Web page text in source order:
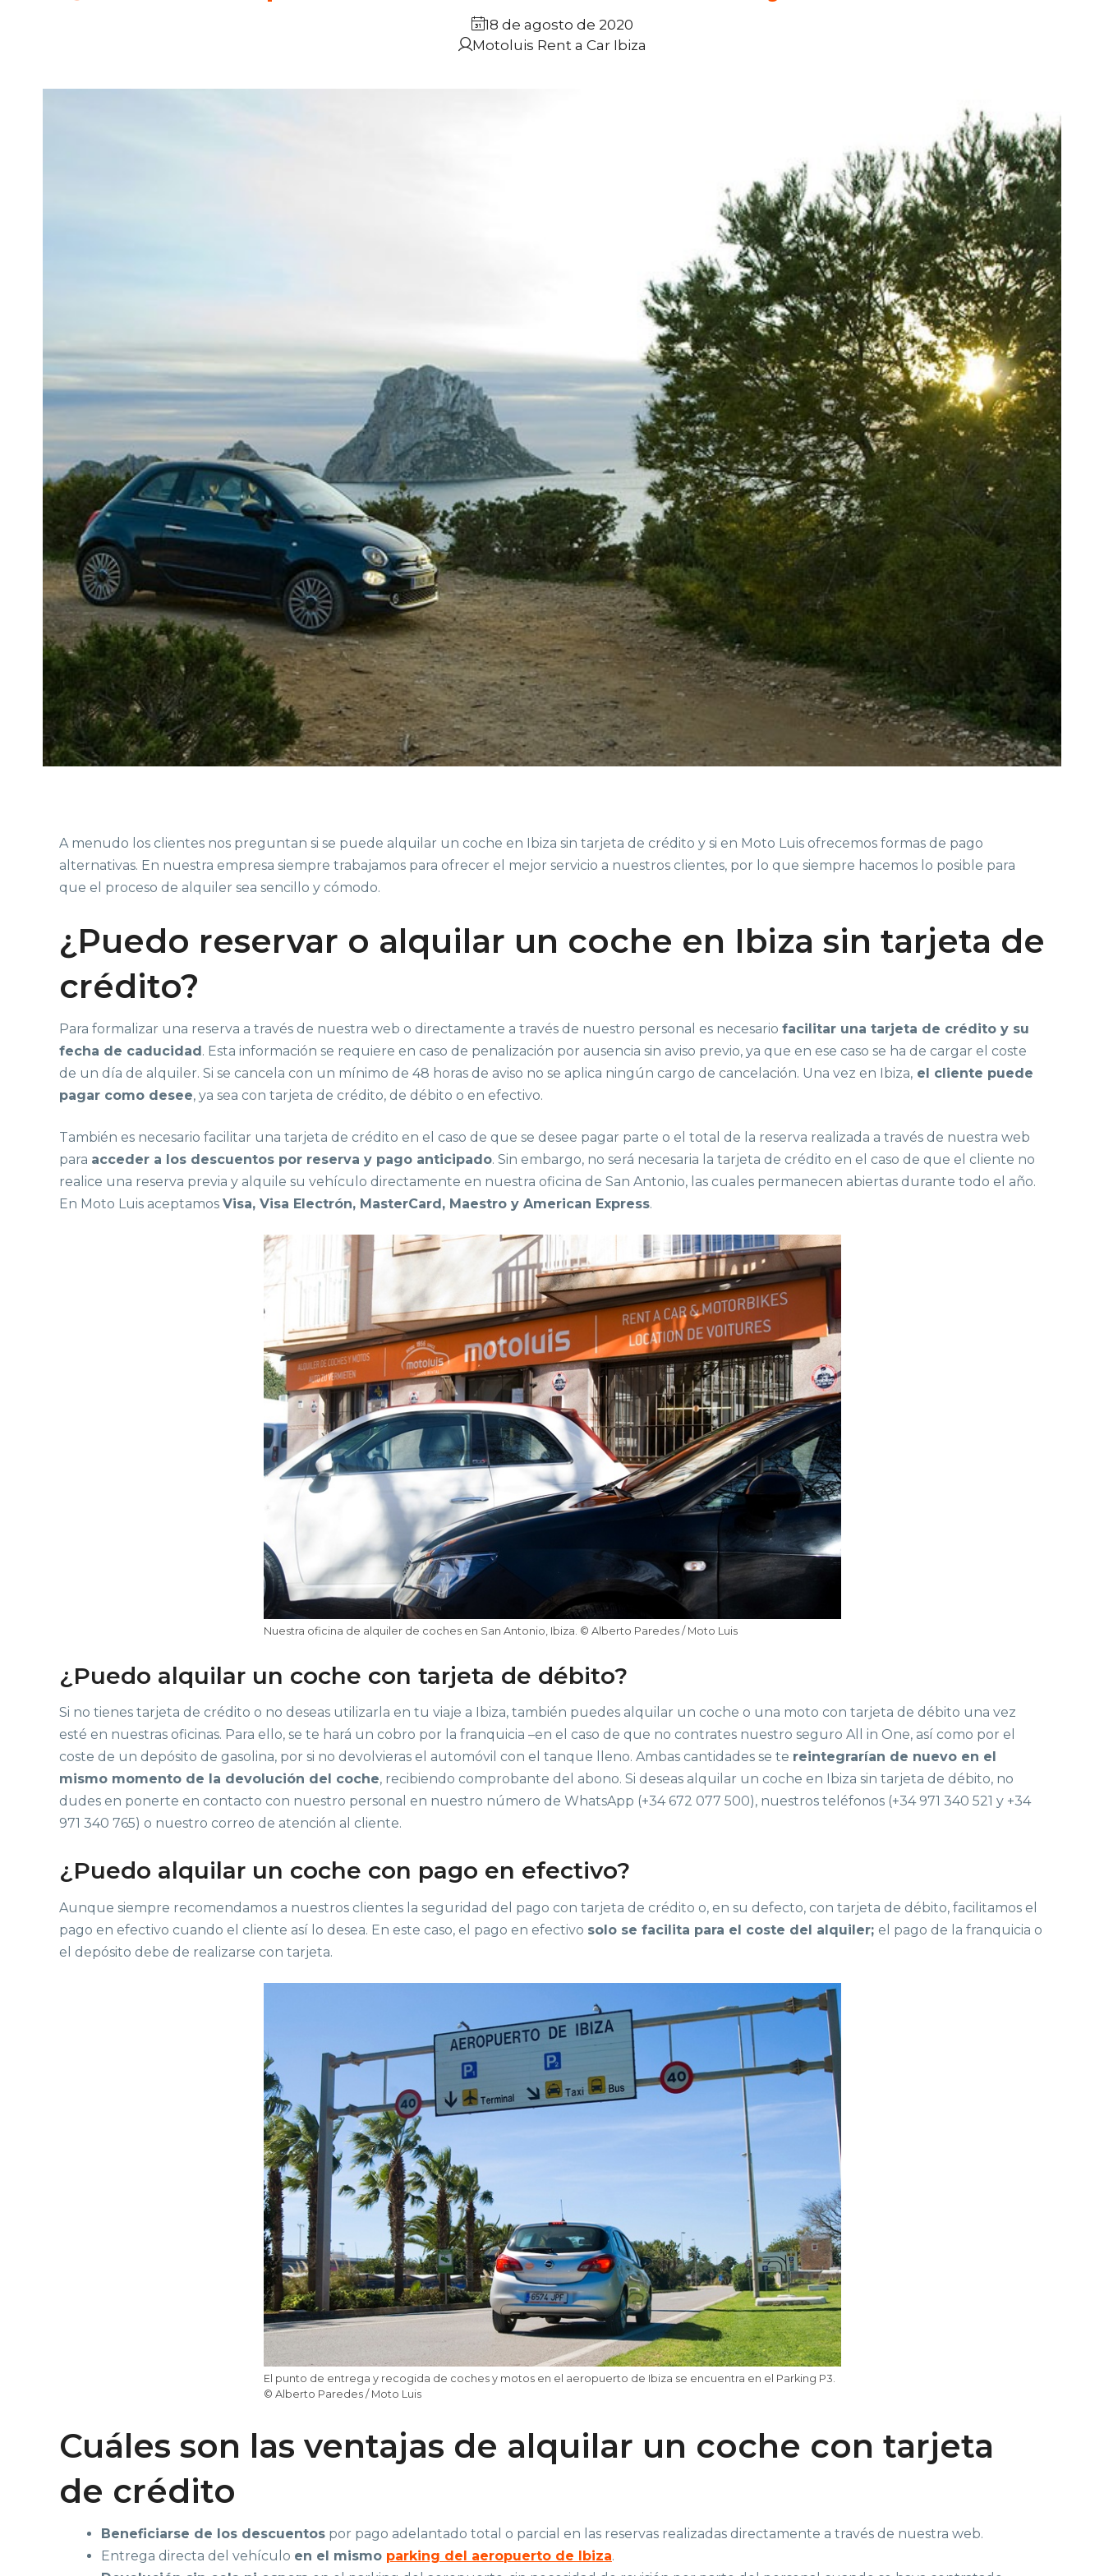
18 de agosto de 2020
Motoluis Rent a Car Ibiza
A menudo los clientes nos preguntan si se puede alquilar un coche en Ibiza sin tarjeta de crédito y si en Moto Luis ofrecemos formas de pago
alternativas. En nuestra empresa siempre trabajamos para ofrecer el mejor servicio a nuestros clientes, por lo que siempre hacemos lo posible para
que el proceso de alquiler sea sencillo y cómodo.
¿Puedo reservar o alquilar un coche en Ibiza sin tarjeta de
crédito?
Para formalizar una reserva a través de nuestra web o directamente a través de nuestro personal es necesario facilitar una tarjeta de crédito y su
fecha de caducidad . Esta información se requiere en caso de penalización por ausencia sin aviso previo, ya que en ese caso se ha de cargar el coste
de un día de alquiler. Si se cancela con un mínimo de 48 horas de aviso no se aplica ningún cargo de cancelación. Una vez en Ibiza, el cliente puede
pagar como desee, ya sea con tarjeta de crédito, de débito o en efectivo.
También es necesario facilitar una tarjeta de crédito en el caso de que se desee pagar parte o el total de la reserva realizada a través de nuestra web
para acceder a los descuentos por reserva y pago anticipado. Sin embargo, no será necesaria la tarjeta de crédito en el caso de que el cliente no
realice una reserva previa y alquile su vehículo directamente en nuestra oficina de San Antonio, las cuales permanecen abiertas durante todo el año.
En Moto Luis aceptamos Visa, Visa Electrón, MasterCard, Maestro y American Express.
Nuestra oficina de alquiler de coches en San Antonio, Ibiza. © Alberto Paredes / Moto Luis
¿Puedo alquilar un coche con tarjeta de débito?
Si no tienes tarjeta de crédito o no deseas utilizarla en tu viaje a Ibiza, también puedes alquilar un coche o una moto con tarjeta de débito una vez
esté en nuestras oficinas. Para ello, se te hará un cobro por la franquicia –en el caso de que no contrates nuestro seguro All in One, así como por el
coste de un depósito de gasolina, por si no devolvieras el automóvil con el tanque lleno. Ambas cantidades se te reintegrarían de nuevo en el
mismo momento de la devolución del coche, recibiendo comprobante del abono. Si deseas alquilar un coche en Ibiza sin tarjeta de débito, no
dudes en ponerte en contacto con nuestro personal en nuestro número de WhatsApp (+34 672 077 500), nuestros teléfonos (+34 971 340 521 y +34
971 340 765) o nuestro correo de atención al cliente.
¿Puedo alquilar un coche con pago en efectivo?
Aunque siempre recomendamos a nuestros clientes la seguridad del pago con tarjeta de crédito o, en su defecto, con tarjeta de débito, facilitamos el
pago en efectivo cuando el cliente así lo desea. En este caso, el pago en efectivo solo se facilita para el coste del alquiler; el pago de la franquicia o
el depósito debe de realizarse con tarjeta.
El punto de entrega y recogida de coches y motos en el aeropuerto de Ibiza se encuentra en el Parking P3.
© Alberto Paredes / Moto Luis
Cuáles son las ventajas de alquilar un coche con tarjeta
de crédito
Beneficiarse de los descuentos por pago adelantado total o parcial en las reservas realizadas directamente a través de nuestra web.
Entrega directa del vehículo en el mismo parking del aeropuerto de Ibiza.